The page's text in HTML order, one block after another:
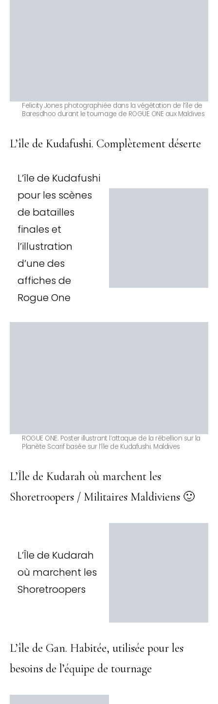
Felicity Jones photographiée dans la végétation de l’île de
Baresdhoo durant le tournage de ROGUE ONE aux Maldives
L’île de Kudafushi. Complètement déserte
L’île de Kudafushi
pour les scènes
de batailles
finales et
l’illustration
d’une des
affiches de
Rogue One
ROGUE ONE. Poster illustrant l’attaque de la rébellion sur la
Planète Scarif basée sur l’île de Kudafushi. Maldives
L’Île de Kudarah où marchent les
Shoretroopers / Militaires Maldiviens 🙂
L’Île de Kudarah
où marchent les
Shoretroopers
L’île de Gan. Habitée, utilisée pour les
besoins de l’équipe de tournage